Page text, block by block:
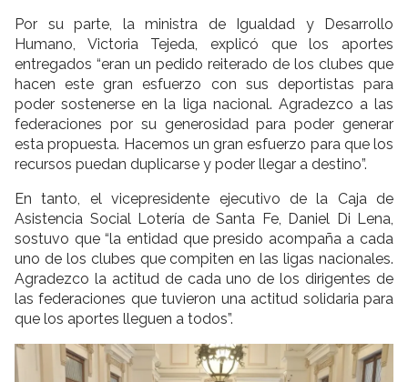
Por su parte, la ministra de Igualdad y Desarrollo
Humano, Victoria Tejeda, explicó que los aportes
entregados “eran un pedido reiterado de los clubes que
hacen este gran esfuerzo con sus deportistas para
poder sostenerse en la liga nacional. Agradezco a las
federaciones por su generosidad para poder generar
esta propuesta. Hacemos un gran esfuerzo para que los
recursos puedan duplicarse y poder llegar a destino”.
En tanto, el vicepresidente ejecutivo de la Caja de
Asistencia Social Lotería de Santa Fe, Daniel Di Lena,
sostuvo que “la entidad que presido acompaña a cada
uno de los clubes que compiten en las ligas nacionales.
Agradezco la actitud de cada uno de los dirigentes de
las federaciones que tuvieron una actitud solidaria para
que los aportes lleguen a todos”.